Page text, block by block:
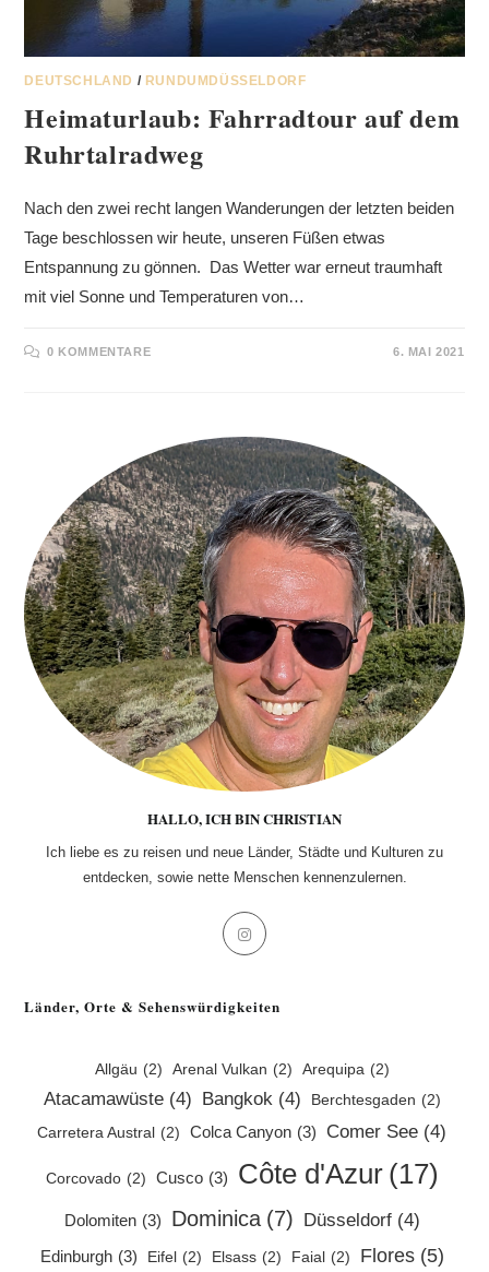
DEUTSCHLAND / RUNDUMDÜSSELDORF
Heimaturlaub: Fahrradtour auf dem
Ruhrtalradweg
Nach den zwei recht langen Wanderungen der letzten beiden
Tage beschlossen wir heute, unseren Füßen etwas
Entspannung zu gönnen. Das Wetter war erneut traumhaft
mit viel Sonne und Temperaturen von…
0 KOMMENTARE 6. MAI 2021
HALLO, ICH BIN CHRISTIAN
Ich liebe es zu reisen und neue Länder, Städte und Kulturen zu
entdecken, sowie nette Menschen kennenzulernen.
Opens
new
Länder, Orte & Sehenswürdigkeiten
Allgäu (2) Arenal Vulkan (2) Arequipa (2)
Atacamawüste (4) Bangkok (4) Berchtesgaden (2)
Carretera Austral (2) Colca Canyon (3) Comer See (4)
Corcovado (2) Cusco (3) Côte d'Azur (17)
Dolomiten (3) Dominica (7) Düsseldorf (4)
Edinburgh (3) Eifel (2) Elsass (2) Faial (2) Flores (5)